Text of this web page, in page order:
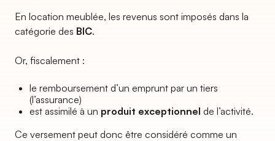
En location meublée, les revenus sont imposés dans la
catégorie des BIC.
Or, fiscalement :
le remboursement d’un emprunt par un tiers
(l’assurance)
est assimilé à un produit exceptionnel de l’activité.
Ce versement peut donc être considéré comme un